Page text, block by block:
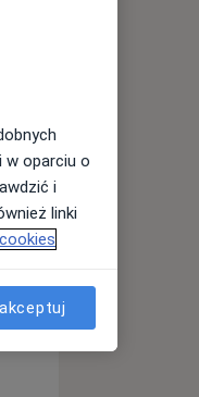
Śr,
12 Sie
w oparciu o
i
linki